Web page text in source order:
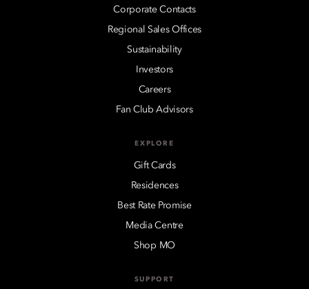
Corporate Contacts
Regional Sales Offices
Sustainability
Investors
Careers
Fan Club Advisors
EXPLORE
Gift Cards
Residences
Best Rate Promise
Media Centre
Shop MO
SUPPORT